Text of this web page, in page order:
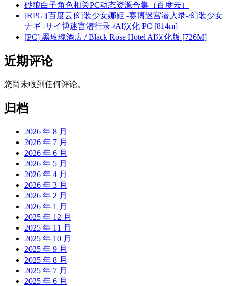
砂狼白子角色相关PC动态资源合集（百度云）
[RPG][百度云]幻装少女娜姬 -赛博迷宫潜入录-/幻装少女
ナギ -サイ博迷宫潜行录-/AI汉化 PC [814m]
[PC] 黑玫瑰酒店 / Black Rose Hotel AI汉化版 [726M]
近期评论
您尚未收到任何评论。
归档
2026 年 8 月
2026 年 7 月
2026 年 6 月
2026 年 5 月
2026 年 4 月
2026 年 3 月
2026 年 2 月
2026 年 1 月
2025 年 12 月
2025 年 11 月
2025 年 10 月
2025 年 9 月
2025 年 8 月
2025 年 7 月
2025 年 6 月